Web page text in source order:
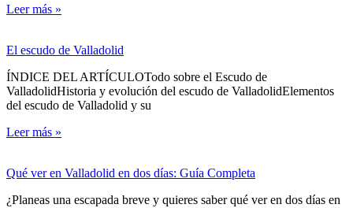
Leer más »
El escudo de Valladolid
ÍNDICE DEL ARTÍCULOTodo sobre el Escudo de
ValladolidHistoria y evolución del escudo de ValladolidElementos
del escudo de Valladolid y su
Leer más »
Qué ver en Valladolid en dos días: Guía Completa
¿Planeas una escapada breve y quieres saber qué ver en dos días en